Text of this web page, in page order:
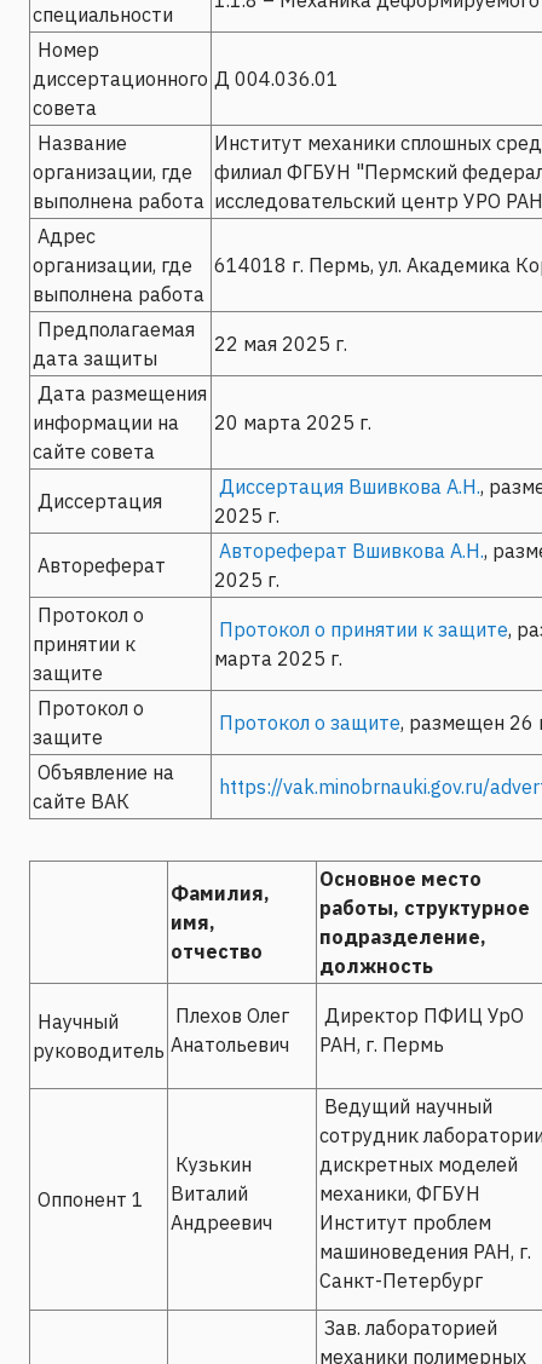
специальности
Номер
диссертационного
совета
Д 004.036.01
Название
организации, где
выполнена работа
Институт механики сплошных
филиал ФГБУН "Пермский
исследовательский центр УРО
Адрес
организации, где
выполнена работа
614018 г. Пермь, ул. Академика
Предполагаемая
дата защиты
22 мая 2025 г.
Дата размещения
информации на
сайте совета
20 марта 2025 г.
Диссертация
Диссертация Вшивкова А.Н.,
2025 г.
Автореферат
Автореферат Вшивкова А.Н.,
2025 г.
Протокол о
принятии к
защите
Протокол о принятии к защите,
марта 2025 г.
Протокол о
защите
Протокол о защите, размещен 26
Объявление на
сайте ВАК
https://vak.minobrnauki.gov.ru/
Фамилия,
имя,
отчество
Основное место
работы, структурное
подразделение,
должность
Научный
руководитель
Плехов Олег
Анатольевич
Директор ПФИЦ УрО
РАН, г. Пермь
Оппонент 1
Кузькин
Виталий
Андреевич
Ведущий научный
сотрудник
дискретных моделей
механики, ФГБУН
Институт проблем
машиноведения РАН, г.
Санкт-Петербург
Зав. лабораторией
механики полимерных